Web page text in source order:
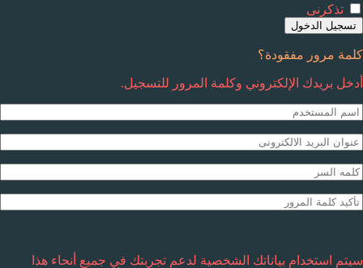
تذكرنى
تسجيل الدخول
كلمة مرور مفقودة؟
أدخل بريدك الإلكتروني وكلمة المرور للتسجيل.
سيتم استخدام بياناتك الشخصية لدعم تجربتك في جميع أنحاء هذا